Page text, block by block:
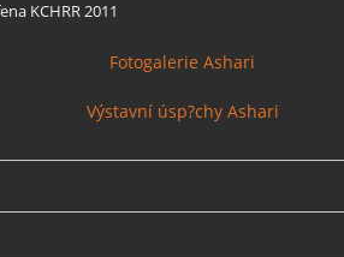
KCHRR 2011
Fotogalerie Ashari
Výstavní úsp?chy Ashari